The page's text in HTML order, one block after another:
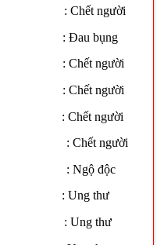
: Chết người
: Đau bụng
: Chết người
: Chết người
: Chết người
: Chết người
: Ngộ độc
: Ung thư
: Ung thư